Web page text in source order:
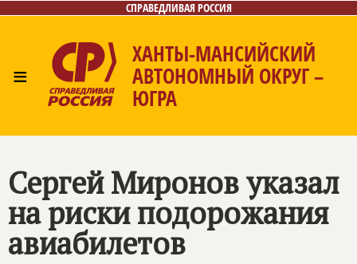
СПРАВЕДЛИВАЯ РОССИЯ
≡
ХАНТЫ-МАНСИЙСКИЙ
АВТОНОМНЫЙ ОКРУГ –
ЮГРА
Сергей Миронов указал
на риски подорожания
авиабилетов